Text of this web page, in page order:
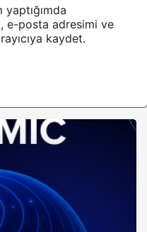
e-posta adresimi ve
kaydet.